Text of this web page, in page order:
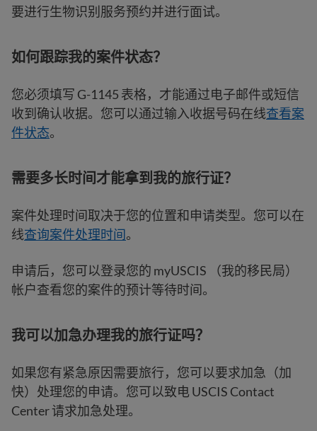
要进行生物识别服务预约并进行面试。
如何跟踪我的案件状态？
您必须填写 G-1145 表格，才能通过电子邮件或短信
收到确认收据。您可以通过输入收据号码在线查看案
件状态。
需要多长时间才能拿到我的旅行证？
案件处理时间取决于您的位置和申请类型。您可以在
线查询案件处理时间。
申请后，您可以登录您的 myUSCIS （我的移民局）
帐户查看您的案件的预计等待时间。
我可以加急办理我的旅行证吗？
如果您有紧急原因需要旅行，您可以要求加急（加
快）处理您的申请。您可以致电 USCIS Contact
Center 请求加急处理。